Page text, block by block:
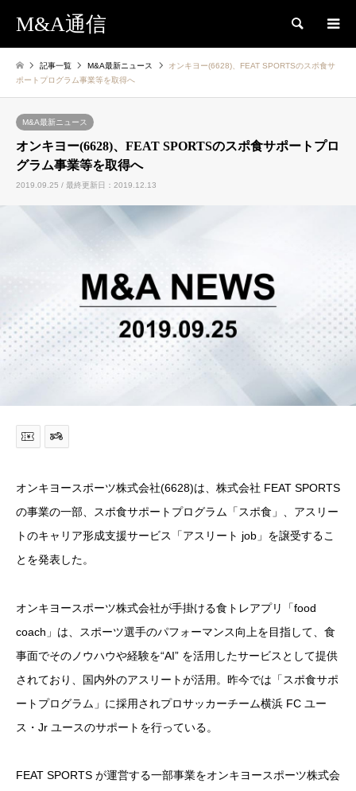
M&A通信 検索
記事一覧 M&A最新ニュース
オンキヨー(6628)、FEAT SPORTSのスポ食サ
ポートプログラム事業等を取得へ
M&A最新ニュース
オンキヨー(6628)、FEAT SPORTSのスポ食サポートプロ
グラム事業等を取得へ
2019.09.25 / 最終更新日：2019.12.13
オンキヨースポーツ株式会社(6628)は、株式会社 FEAT SPORTS
の事業の一部、スポ食サポートプログラム「スポ食」、アスリー
トのキャリア形成支援サービス「アスリート job」を譲受するこ
とを発表した。
オンキヨースポーツ株式会社が手掛ける食トレアプリ「food
coach」は、スポーツ選手のパフォーマンス向上を目指して、食
事面でそのノウハウや経験を“AI” を活用したサービスとして提供
されており、国内外のアスリートが活用。昨今では「スポ食サポ
ートプログラム」に採用されプロサッカーチーム横浜 FC ユー
ス・Jr ユースのサポートを行っている。
FEAT SPORTS が運営する一部事業をオンキヨースポーツ株式会